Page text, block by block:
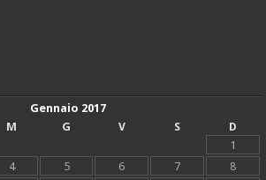
Gennaio 2017
M G V S
D
1
4 5 6 7
8